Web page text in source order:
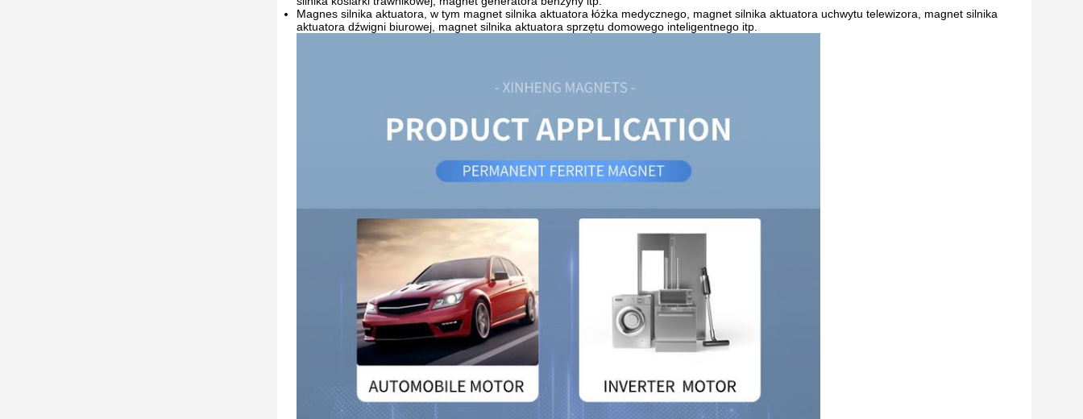
Magnes silnika aktuatora, w tym magnet silnika aktuatora łóżka medycznego, magnet silnika aktuatora uchwytu telewizora, magnet silnika
aktuatora dźwigni biurowej, magnet silnika aktuatora sprzętu domowego inteligentnego itp.